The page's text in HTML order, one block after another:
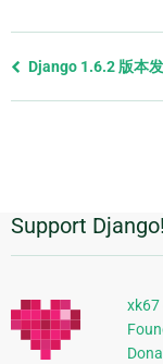
Previous
Django 1.6.2 版本
附
加
信
息
Support Django!
xk67